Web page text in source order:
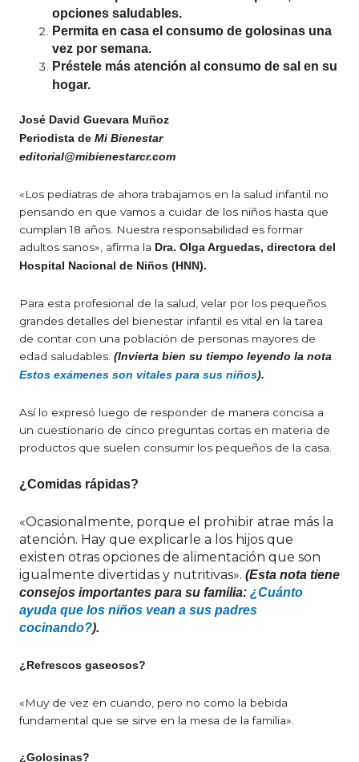
opciones saludables.
Permita en casa el consumo de golosinas una
vez por semana.
Préstele más atención al consumo de sal en su
hogar.
José David Guevara Muñoz
Periodista de Mi Bienestar
editorial@mibienestarcr.com
«Los pediatras de ahora trabajamos en la salud infantil no
pensando en que vamos a cuidar de los niños hasta que
cumplan 18 años. Nuestra responsabilidad es formar
adultos sanos», afirma la Dra. Olga Arguedas, directora del
Hospital Nacional de Niños (HNN).
Para esta profesional de la salud, velar por los pequeños
grandes detalles del bienestar infantil es vital en la tarea
de contar con una población de personas mayores de
edad saludables. (Invierta bien su tiempo leyendo la nota
Estos exámenes son vitales para sus niños).
Así lo expresó luego de responder de manera concisa a
un cuestionario de cinco preguntas cortas en materia de
productos que suelen consumir los pequeños de la casa.
¿Comidas rápidas?
«Ocasionalmente, porque el prohibir atrae más la
atención. Hay que explicarle a los hijos que
existen otras opciones de alimentación que son
igualmente divertidas y nutritivas». (Esta nota tiene
consejos importantes para su familia: ¿Cuánto
ayuda que los niños vean a sus padres
cocinando?).
¿Refrescos gaseosos?
«Muy de vez en cuando, pero no como la bebida
fundamental que se sirve en la mesa de la familia».
¿Golosinas?